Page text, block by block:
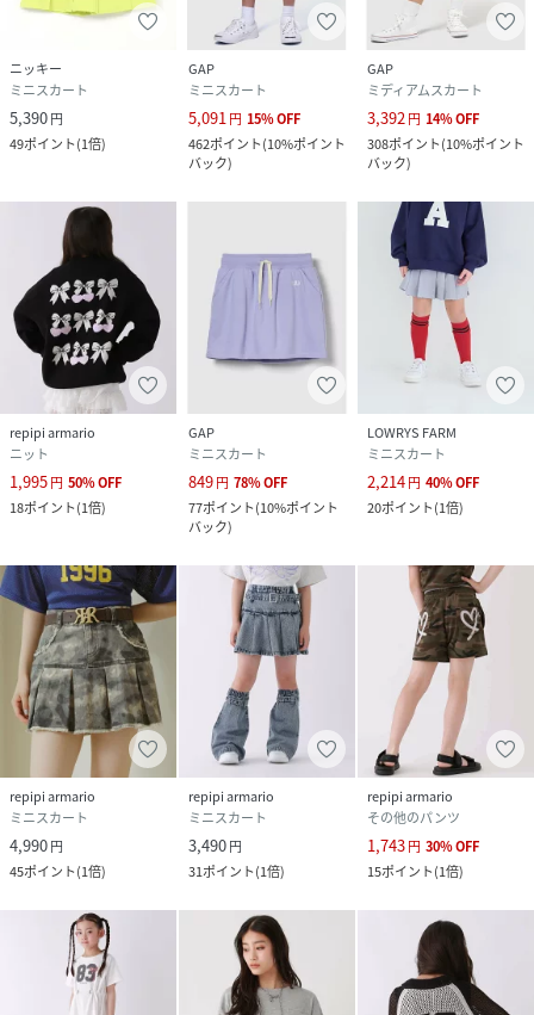
ニッキー
ミニスカート
5,390円
49ポイント(1倍)
GAP
ミニスカート
5,091円 15%OFF
462ポイント(10%ポイント
バック)
GAP
ミディアムスカート
3,392円 14%OFF
308ポイント(10%ポイント
バック)
repipi armario
ニット
1,995円 50%OFF
18ポイント(1倍)
GAP
ミニスカート
849円 78%OFF
77ポイント(10%ポイント
バック)
LOWRYS FARM
ミニスカート
2,214円 40%OFF
20ポイント(1倍)
repipi armario
ミニスカート
4,990円
45ポイント(1倍)
repipi armario
ミニスカート
3,490円
31ポイント(1倍)
repipi armario
その他のパンツ
1,743円 30%OFF
15ポイント(1倍)